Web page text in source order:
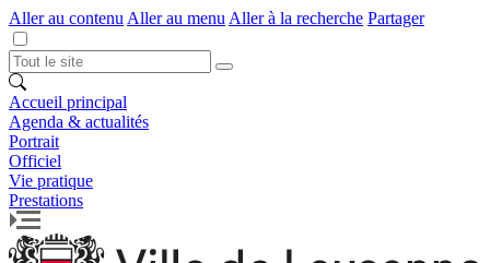
Aller au contenu Aller au menu Aller à la recherche Partager
Accueil principal
Agenda & actualités
Portrait
Officiel
Vie pratique
Prestations